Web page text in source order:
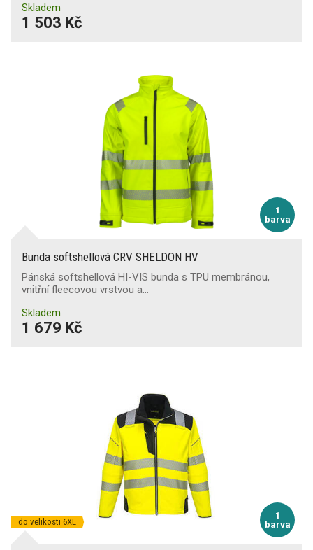
Skladem
1 503 Kč
1
barva
Bunda softshellová CRV SHELDON HV
Pánská softshellová HI-VIS bunda s TPU membránou,
vnitřní fleecovou vrstvou a…
Skladem
1 679 Kč
1
barva
do velikosti 6XL